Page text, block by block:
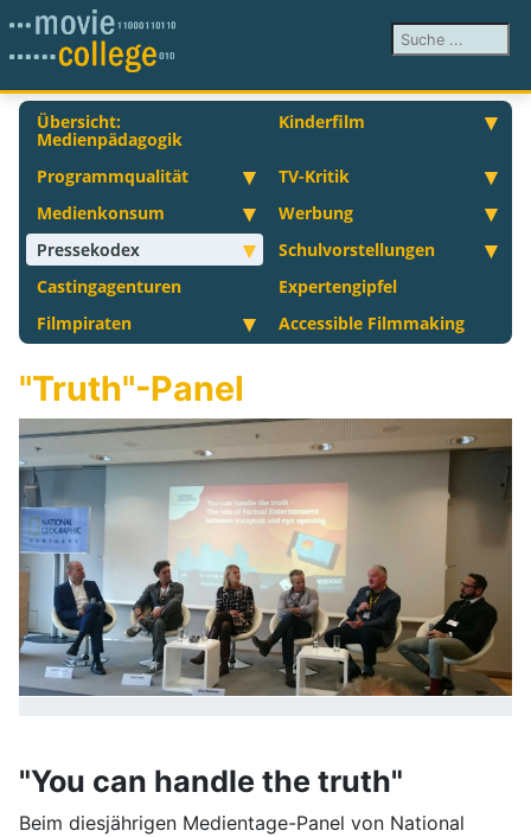
Suchen ...
Übersicht:
Medienpädagogik
Kinderfilm
Programmqualität
TV-Kritik
Medienkonsum
Werbung
Pressekodex
Schulvorstellungen
Castingagenturen
Expertengipfel
Filmpiraten
Accessible Filmmaking
"Truth"-Panel
"You can handle the truth"
Beim diesjährigen Medientage-Panel von National